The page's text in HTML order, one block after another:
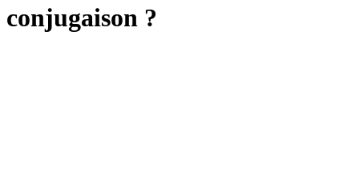
conjugaison ?